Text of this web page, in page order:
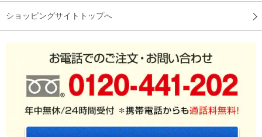
ショッピングサイトトップへ